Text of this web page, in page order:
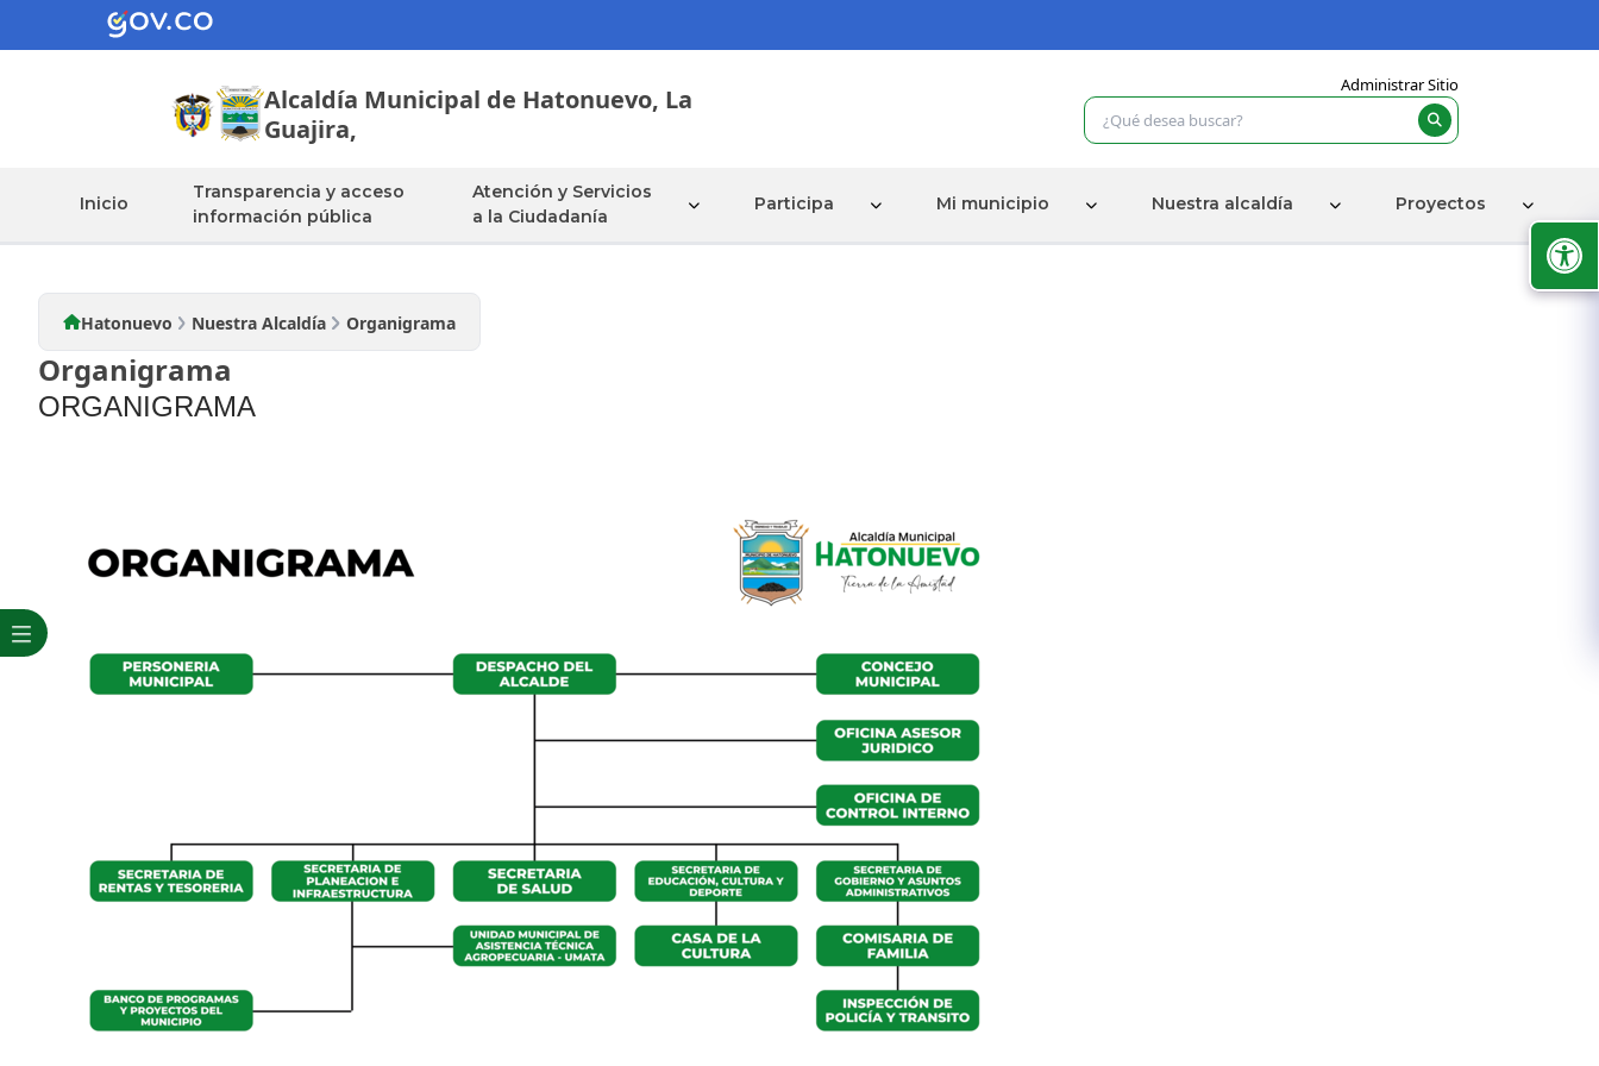
Alcaldía Municipal de Hatonuevo, La
Guajira,
Administrar Sitio
Inicio
Transparencia y acceso
información pública
Atención y Servicios
a la Ciudadanía
Participa Mi municipio Nuestra alcaldía Proyectos
Nuestra Alcaldia
Hatonuevo Nuestra Alcaldía Organigrama
Organigrama
ORGANIGRAMA